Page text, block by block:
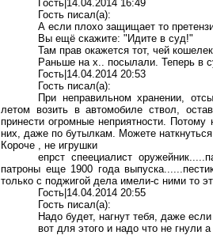
Гость|14.04.2014 16:49
Гость писал(a):
А если плохо защищает то
Вы ещё скажите: "Идите в суд!"
Там прав окажется тот, чей
Раньше на х.. посылали. Теперь в
Гость|14.04.2014 20:53
Гость писал(a):
При неправильном хранении,
летом возить в автомобиле ствол,
принести огромные неприятности.
них, даже по бутылкам. Можете
Короче , не игрушки
епрст спеециалист
патроны еще 1900 года
только с поджигой дела имели-с ними то
Гость|14.04.2014 20:55
Гость писал(a):
Надо будет, нагнут тебя, даже
вот для этого и надо что не гнули